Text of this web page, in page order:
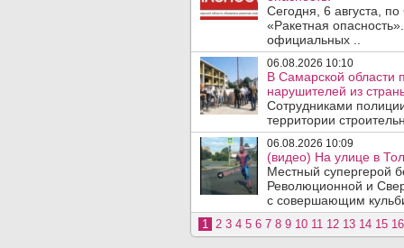
Сегодня, 6 августа,
«Ракетная
официальных ..
06.08.2026 10:10
В Самарской области
нарушителей из
Сотрудниками
территории
06.08.2026 10:09
(видео) На улице в
Местный супергерой
Революционной и
с совершающим
1 2 3 4 5 6 7 8 9 10 11 12 13 14 15 16